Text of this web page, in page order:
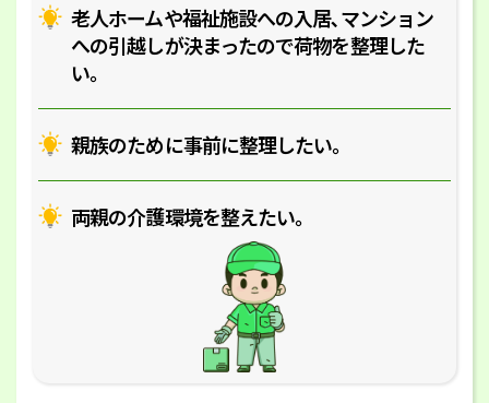
老人ホームや福祉施設への入居､マンション
への引越しが決まったので荷物を整理した
い｡
親族のために事前に整理したい｡
両親の介護環境を整えたい｡